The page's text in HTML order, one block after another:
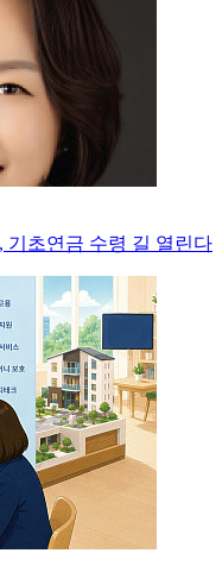
기초연금 수령 길 열린다